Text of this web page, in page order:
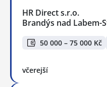
HR Direct s.r.o.
Brandýs nad Labem-
50 000 – 75 000 Kč
včerejší